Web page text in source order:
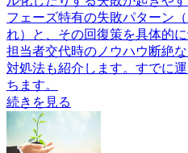
フェーズ特有の失敗パターン
れ）と、その回復策を具体的
担当者交代時のノウハウ断絶
対処法も紹介します。すでに
ちます。
続きを見る